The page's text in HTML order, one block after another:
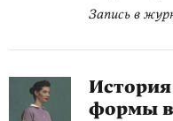
Запись в
формы в